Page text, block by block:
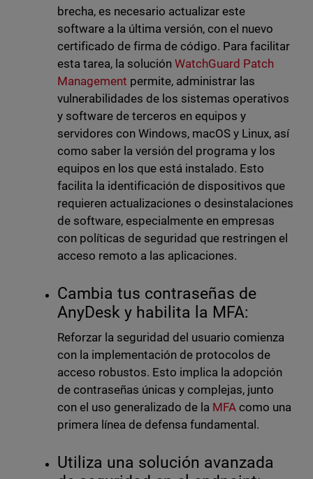
brecha, es necesario actualizar este
software a la última versión, con el nuevo
certificado de firma de código. Para facilitar
esta tarea, la solución WatchGuard Patch
Management permite, administrar las
vulnerabilidades de los sistemas operativos
y software de terceros en equipos y
servidores con Windows, macOS y Linux, así
como saber la versión del programa y los
equipos en los que está instalado. Esto
facilita la identificación de dispositivos que
requieren actualizaciones o desinstalaciones
de software, especialmente en empresas
con políticas de seguridad que restringen el
acceso remoto a las aplicaciones.
Cambia tus contraseñas de
AnyDesk y habilita la MFA:
Reforzar la seguridad del usuario comienza
con la implementación de protocolos de
acceso robustos. Esto implica la adopción
de contraseñas únicas y complejas, junto
con el uso generalizado de la MFA como una
primera línea de defensa fundamental.
Utiliza una solución avanzada